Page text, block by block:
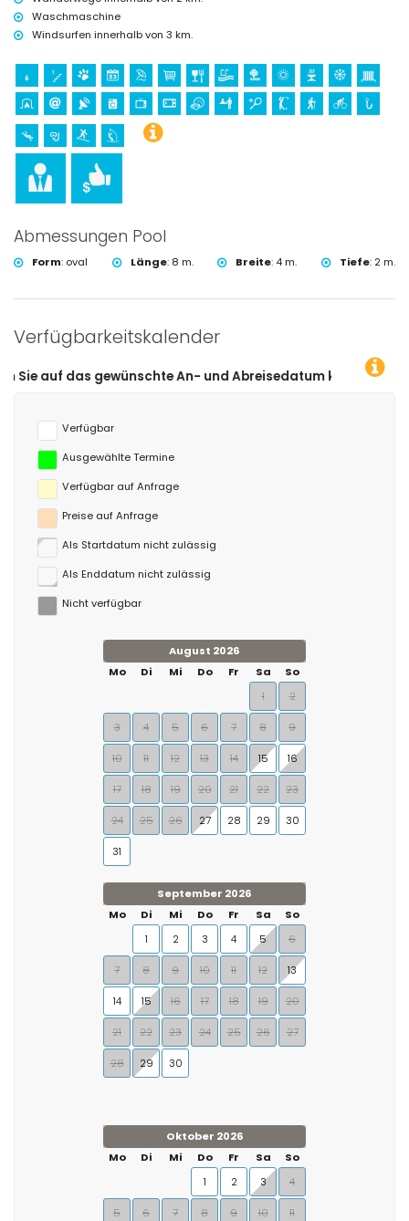
Waschmaschine
Windsurfen innerhalb von 3 km.
Abmessungen Pool
Form: oval Länge: 8 m. Breite: 4 m. Tiefe: 2 m.
Verfügbarkeitskalender
An- und Abreisedatum klicken!
Verfügbar
Ausgewählte Termine
Verfügbar auf Anfrage
Preise auf Anfrage
Als Startdatum nicht zulässig
Als Enddatum nicht zulässig
Nicht verfügbar
August 2026
Mo
Di Mi Do Fr Sa
So
1
2
3 4 5 6 7 8 9
10 11 12 13 14 15 16
17 18 19 20 21 22 23
24 25 26 27 28 29 30
31
September 2026
Mo
Di Mi Do Fr Sa
So
1
2 3 4 5 6
7 8 9 10 11 12 13
14 15 16 17 18 19 20
21 22 23 24 25 26 27
28 29 30
Oktober 2026
Mo
Di Mi Do Fr Sa
So
1
2 3 4
5 6 7 8 9 10 11